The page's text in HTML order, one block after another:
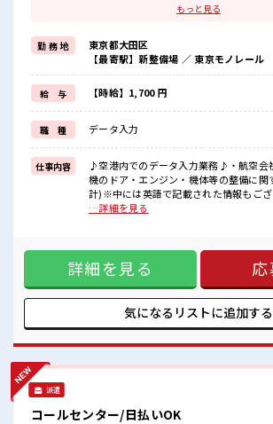
≪女性も仕事をしやすい職場≫
もちろん男性の応募も歓迎！
≪週休2日制≫
週末は家族や友人と一緒にプライベート満喫！
≪未経験でも活躍できる≫
新しいことにチャレンジするのは不安だけど、
しっかり働く環境が整っています！
イチからスキルUP・ステップUP目指していきまし
≪自分に合った期間で働ける≫
福利厚生が整った派遣のお仕事です！
■職場の雰囲気
女性多めで休み時間は女子トークがあふれる職場で
高収入もバッチリ目指せますよ！
もっと見る
勤 務 地
東京都大田区
【最寄駅】新整備場 ／ 東京モノレール
給 与 【時給】1,700 円
職 種 データ入力
仕事内容
♪空港内でのデータ入力業務♪・航空会
機のドア・エンジン・機体等の整備に関
計)※中には英語で記載された情報もご
ルは特段必要御座いません。・電話対応
♪ オンとオフをきっちり切り替えたい
も仕事をしやすい職場≫ もちろん男性の
2日制≫ 週末は家族や友人と一緒にプラ
経験でも活躍できる≫ 新しいことにチ
だけど、 しっかり働く環境が整っていま
UP・ステップUP目指していきましょう
雰囲気 女性多めで休み時間は女子トー
す！ もちろん男性の応募もOKですよ！
…詳細を見る
詳細を見る 応
気になるリストに追加する
派遣
コールセンター/日払いOK